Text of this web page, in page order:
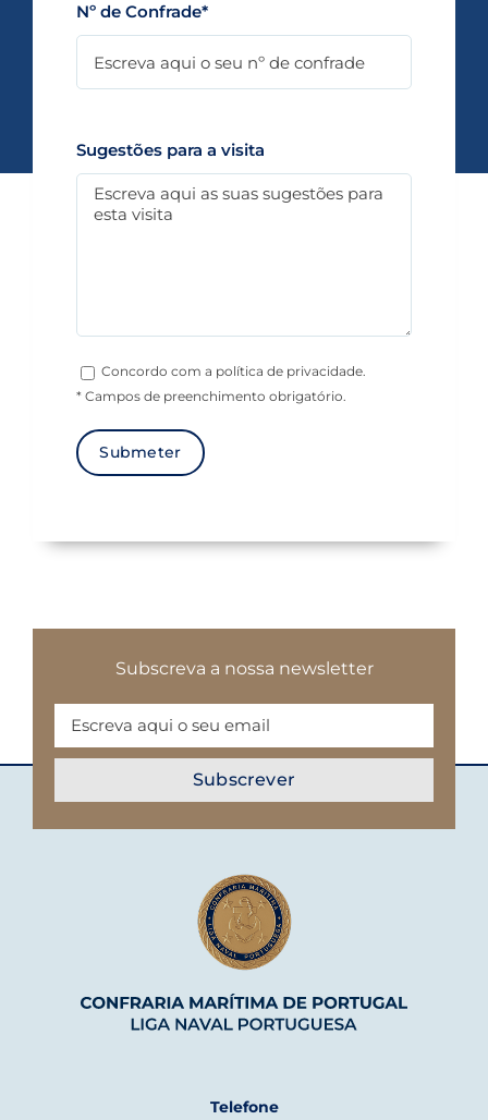
Nº de Confrade*
Sugestões para a visita
Concordo com a política de privacidade.
* Campos de preenchimento obrigatório.
Subscreva a nossa newsletter
Telefone